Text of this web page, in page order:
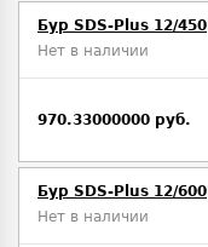
Бур SDS-Plus 12/450
Нет в наличии
970.33000000 руб.
Бур SDS-Plus 12/600
Нет в наличии